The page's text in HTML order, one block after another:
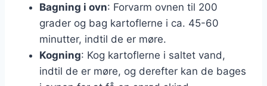
Bagning i ovn: Forvarm ovnen til 200
grader og bag kartoflerne i ca. 45-60
minutter, indtil de er møre.
Kogning: Kog kartoflerne i saltet vand,
indtil de er møre, og derefter kan de bages